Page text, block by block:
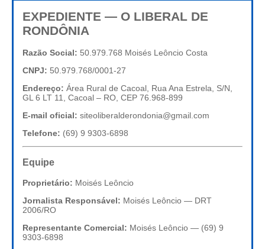
EXPEDIENTE — O LIBERAL DE
RONDÔNIA
Razão Social: 50.979.768 Moisés Leôncio Costa
CNPJ: 50.979.768/0001-27
Endereço: Área Rural de Cacoal, Rua Ana Estrela, S/N,
GL 6 LT 11, Cacoal – RO, CEP 76.968-899
E-mail oficial: siteoliberalderondonia@gmail.com
Telefone: (69) 9 9303-6898
Equipe
Proprietário: Moisés Leôncio
Jornalista Responsável: Moisés Leôncio — DRT
2006/RO
Representante Comercial: Moisés Leôncio — (69) 9
9303-6898